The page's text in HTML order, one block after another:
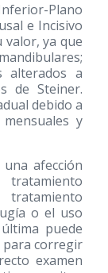
Plano
e Incisivo
ya que
alterados a
de Steiner.
debido a
y
afección
o el uso
puede
para corregir
examen